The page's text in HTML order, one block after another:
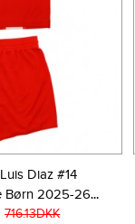
Diaz #14
Børn 2025-26
bukser)
716.13DKK